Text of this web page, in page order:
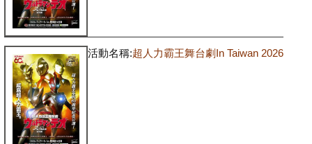
活動名稱:超人力霸王舞台劇In Taiwan 2026